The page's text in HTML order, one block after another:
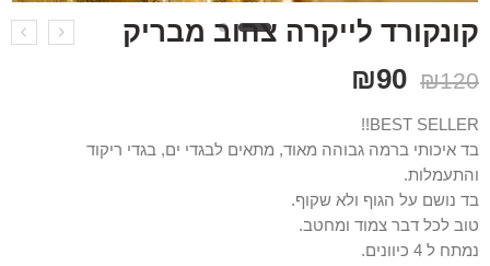
קונקורד לייקרה צהוב מבריק
₪120
₪90
BEST SELLER!!
בד איכותי ברמה גבוהה מאוד, מתאים לבגדי ים, בגדי ריקוד
והתעמלות.
בד נושם על הגוף ולא שקוף.
טוב לכל דבר צמוד ומחטב.
נמתח ל 4 כיוונים.